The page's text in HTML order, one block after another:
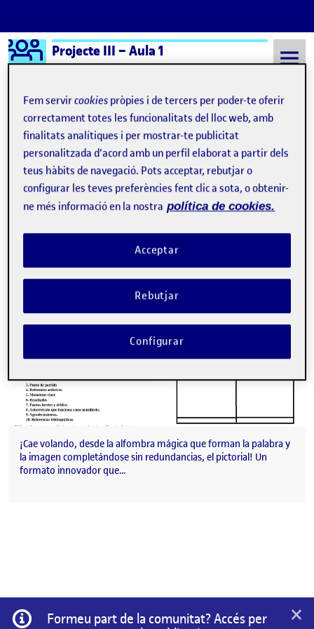
Saltar al contingut
Logo Ágora
Projecte III – Aula 1
Semestre 20241 - Aula 1 Puerta imaginaria
Puerta imaginaria
Publicat per
Úrsula Bischofberger Valdes
Data de publicació14 gener, 2025 2:08 am
-1 comentari
¡Cae volando, desde la alfombra mágica que forman la palabra y
la imagen completándose sin redundancias, el pictorial! Un
formato innovador que…
Informació
Formeu part de la comunitat? Accés per
×
Fem servircookies pròpies i de tercers per poder-te oferir
correctament totes les funcionalitats del lloc web, amb
finalitats analítiques i per mostrar-te publicitat
personalitzada d'acord amb un perfil elaborat a partir dels
teus hàbits de navegació. Pots acceptar, rebutjar o
configurar les teves preferències fent clic a sota, o obtenir-
ne més informació en la nostra política de cookies.
Rebutjar
Acceptar
Configurar